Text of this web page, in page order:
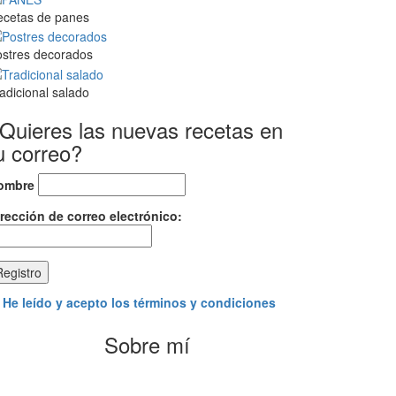
de panes
decorados
salado
las nuevas recetas en
correo?
de correo electrónico:
He leído y acepto los términos y condiciones
Sobre mí